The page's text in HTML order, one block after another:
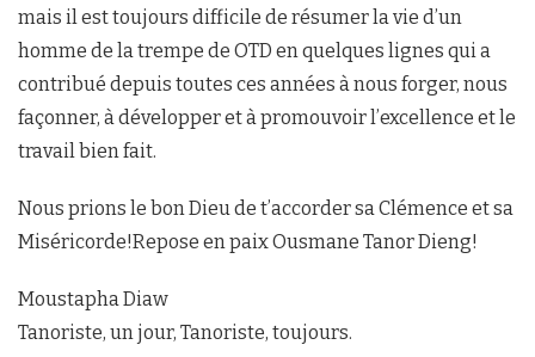
mais il est toujours difficile de résumer la vie d’un
homme de la trempe de OTD en quelques lignes qui a
contribué depuis toutes ces années à nous forger, nous
façonner, à développer et à promouvoir l’excellence et le
travail bien fait.
Nous prions le bon Dieu de t’accorder sa Clémence et sa
Miséricorde!Repose en paix Ousmane Tanor Dieng!
Moustapha Diaw
Tanoriste, un jour, Tanoriste, toujours.